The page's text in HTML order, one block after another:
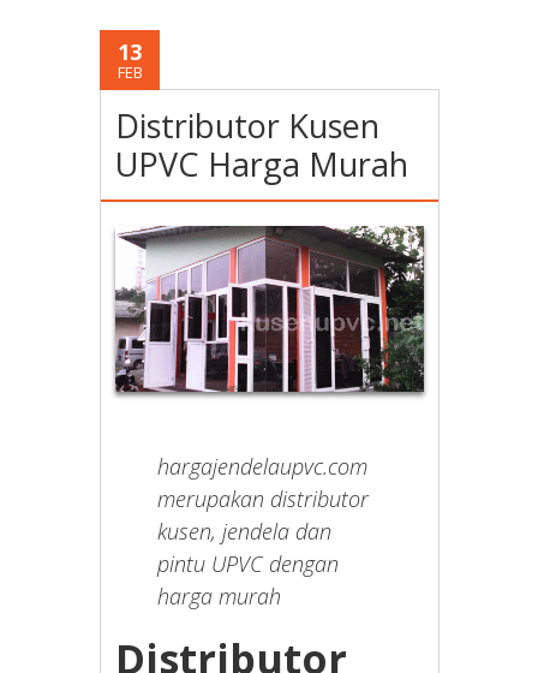
13
FEB
Distributor Kusen
UPVC Harga Murah
hargajendelaupvc.com
merupakan distributor
kusen, jendela dan
pintu UPVC dengan
harga murah
Distributor